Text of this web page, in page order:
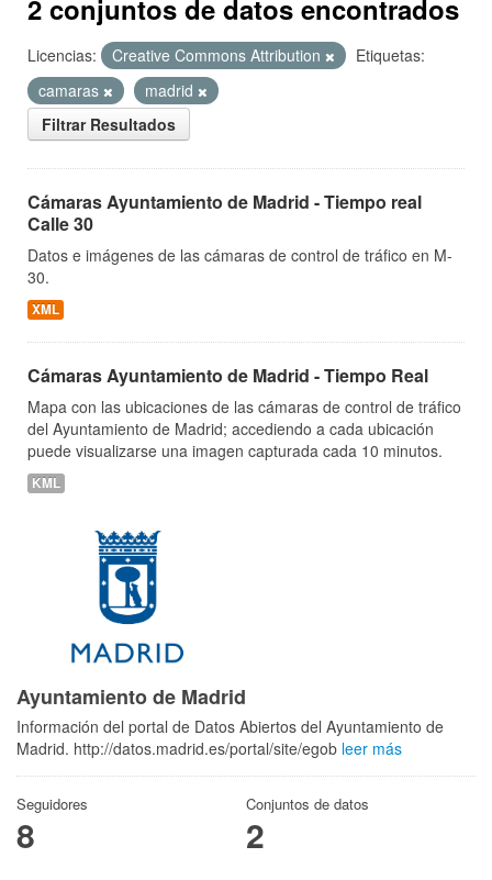
2 conjuntos de datos encontrados
Licencias: Creative Commons Attribution
Etiquetas:
camaras
madrid
Filtrar Resultados
Cámaras Ayuntamiento de Madrid - Tiempo real
Calle 30
Datos e imágenes de las cámaras de control de tráfico en M-
30.
XML
Cámaras Ayuntamiento de Madrid - Tiempo Real
Mapa con las ubicaciones de las cámaras de control de tráfico
del Ayuntamiento de Madrid; accediendo a cada ubicación
puede visualizarse una imagen capturada cada 10 minutos.
KML
Ayuntamiento de Madrid
Información del portal de Datos Abiertos del Ayuntamiento de
Madrid. http://datos.madrid.es/portal/site/egob leer más
Seguidores
8
Conjuntos de datos
2